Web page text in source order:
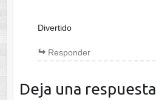
Divertido
Responder
Deja una respuesta